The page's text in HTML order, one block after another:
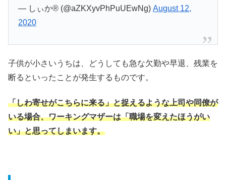
— しぃか® (@aZKXyvPhPuUEwNg)August 12,
2020
子供が小さいうちは、どうしても急な欠勤や早退、残業を
断るといったことが発生するものです。
「しわ寄せがこちらに来る」と捉えるような上司や同僚が
いる場合、ワーキングマザーは「職場を変えたほうがい
い」と思ってしまいます。